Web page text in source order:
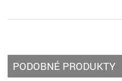
PODOBNÉ PRODUKTY